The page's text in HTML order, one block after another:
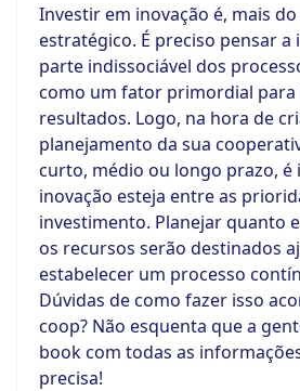
Investir em inovação é, mais
estratégico. É preciso pensar a
parte indissociável dos
como um fator primordial
resultados. Logo, na hora de
planejamento da sua
curto, médio ou longo prazo, é
inovação esteja entre as
investimento. Planejar quanto
os recursos serão destinados
estabelecer um processo
Dúvidas de como fazer isso
coop? Não esquenta que a
book com todas as
precisa!